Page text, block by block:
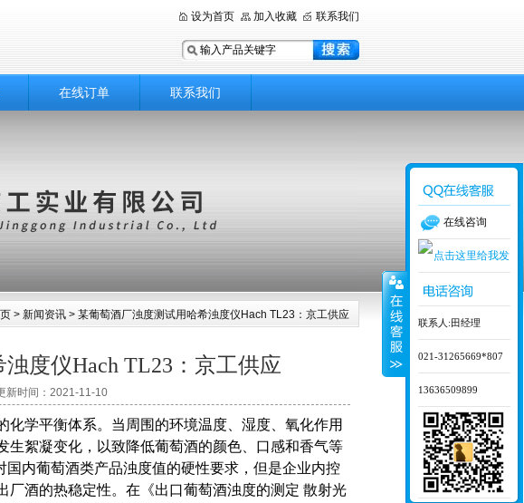
设为首页 加入收藏 联系我们
在线订单 联系我们
> 新闻资讯 > 某葡萄酒厂浊度测试用哈希浊度仪Hach TL23：京工供应
度仪Hach TL23：京工供应
新时间：2021-11-10
学平衡体系。当周围的环境温度、湿度、氧化作用
絮凝变化，以致降低葡萄酒的颜色、口感和香气等
内葡萄酒类产品浊度值的硬性要求，但是企业内控
酒的热稳定性。在《出口葡萄酒浊度的测定 散射光
在线咨询
联系人:田经理
021-31265669*807
13636509899